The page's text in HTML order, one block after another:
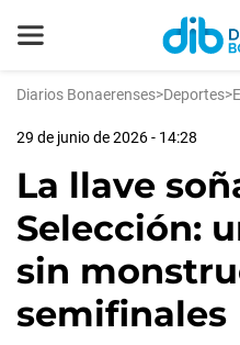
Diarios Bonaerenses>Deportes>
29 de junio de 2026 - 14:28
La llave
Selección:
sin
semifinales